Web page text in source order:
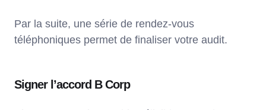
Par la suite, une série de rendez-vous
téléphoniques permet de finaliser votre audit.
Signer l’accord B Corp